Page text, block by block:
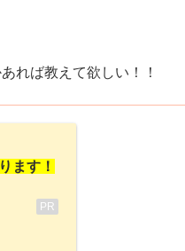
れば教えて欲しい！！
ます！
PR